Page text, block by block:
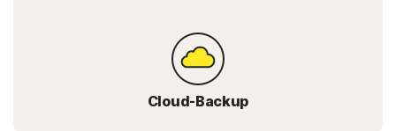
Cloud-Backup